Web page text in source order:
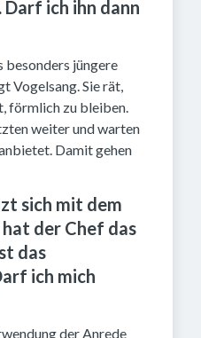
ich ihn dann
besonders jüngere
Vogelsang. Sie rät,
förmlich zu bleiben.
weiter und warten
anbietet. Damit gehen
sich mit dem
der Chef das
das
ich mich
der Anrede